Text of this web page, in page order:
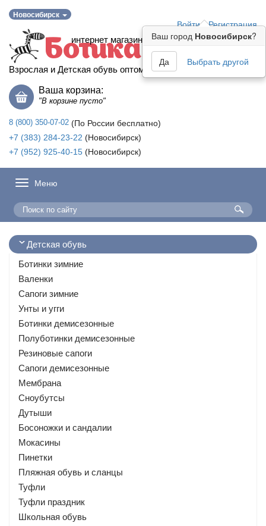
Новосибирск
Ваш город Новосибирск?
Да Выбрать другой
Войти Регистрация
интернет магазин
Ботика
Взрослая и Детская обувь оптом
Ваша корзина:
"В корзине пусто"
8 (800) 350-07-02 (По России бесплатно)
+7 (383) 284-23-22 (Новосибирск)
+7 (952) 925-40-15 (Новосибирск)
Меню
Детская обувь
Ботинки зимние
Валенки
Сапоги зимние
Унты и угги
Ботинки демисезонные
Полуботинки демисезонные
Резиновые сапоги
Сапоги демисезонные
Мембрана
Сноубутсы
Дутыши
Босоножки и сандалии
Мокасины
Пинетки
Пляжная обувь и сланцы
Туфли
Туфли праздник
Школьная обувь